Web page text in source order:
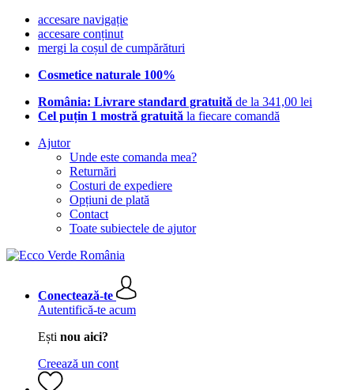
accesare navigație
accesare conținut
mergi la coșul de cumpărături
Cosmetice naturale 100%
România: Livrare standard gratuită de la 341,00 lei
Cel puțin 1 mostră gratuită la fiecare comandă
Ajutor
Unde este comanda mea?
Returnări
Costuri de expediere
Opțiuni de plată
Contact
Toate subiectele de ajutor
Conectează-te
Autentifică-te acum
Ești nou aici?
Creează un cont